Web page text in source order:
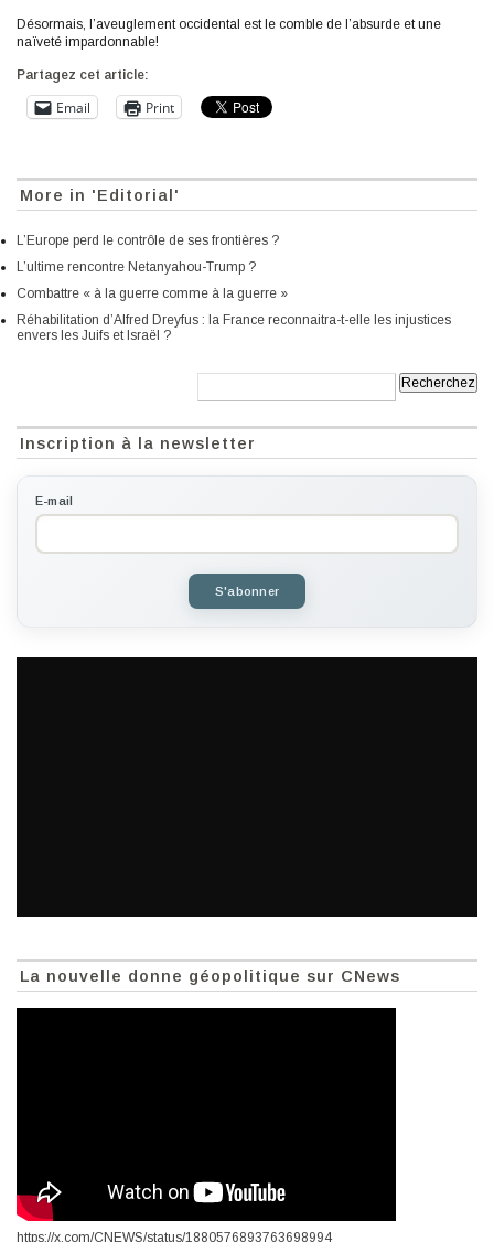
Désormais, l’aveuglement occidental est le comble de l’absurde et une
naïveté impardonnable!
Partagez cet article:
Email Print
More in 'Editorial'
L’Europe perd le contrôle de ses frontières ?
L’ultime rencontre Netanyahou-Trump ?
Combattre « à la guerre comme à la guerre »
Réhabilitation d’Alfred Dreyfus : la France reconnaitra-t-elle les injustices
envers les Juifs et Israël ?
Inscription à la newsletter
E-mail
S'abonner
La nouvelle donne géopolitique sur CNews
https://x.com/CNEWS/status/1880576893763698994